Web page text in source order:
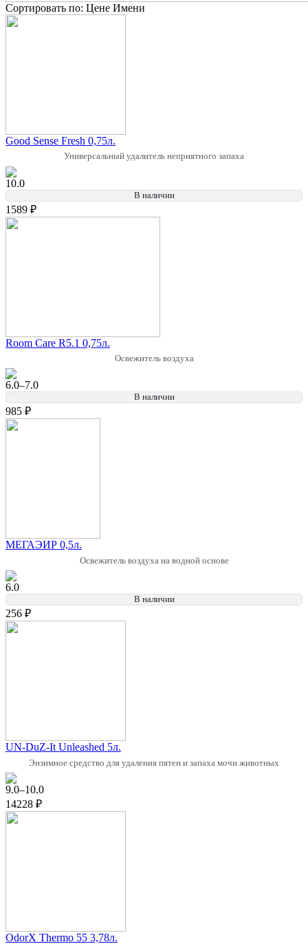
Сортировать по: Цене Имени
Good Sense Fresh 0,75л.
Универсальный удалитель неприятного запаха
10.0
В наличии
1589 ₽
Room Care R5.1 0,75л.
Освежитель воздуха
6.0–7.0
В наличии
985 ₽
МЕГАЭИР 0,5л.
Освежитель воздуха на водной основе
6.0
В наличии
256 ₽
UN-DuZ-It Unleashed 5л.
Энзимное средство для удаления пятен и запаха мочи животных
9.0–10.0
14228 ₽
OdorX Thermo 55 3,78л.